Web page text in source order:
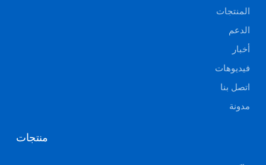
المنتجات
الدعم
أخبار
فيديوهات
اتصل بنا
مدونة
منتجات